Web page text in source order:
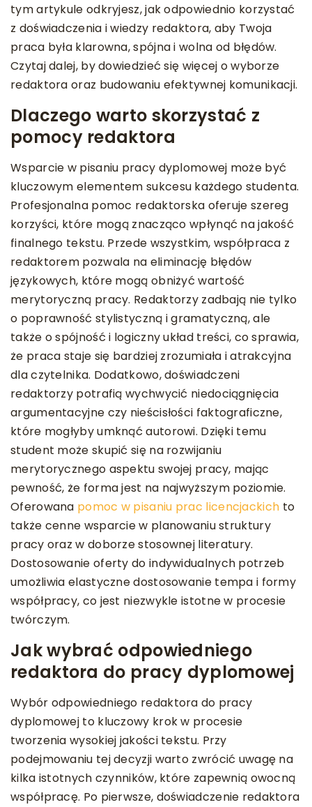
tym artykule odkryjesz, jak odpowiednio korzystać
z doświadczenia i wiedzy redaktora, aby Twoja
praca była klarowna, spójna i wolna od błędów.
Czytaj dalej, by dowiedzieć się więcej o wyborze
redaktora oraz budowaniu efektywnej komunikacji.
Dlaczego warto skorzystać z
pomocy redaktora
Wsparcie w pisaniu pracy dyplomowej może być
kluczowym elementem sukcesu każdego studenta.
Profesjonalna pomoc redaktorska oferuje szereg
korzyści, które mogą znacząco wpłynąć na jakość
finalnego tekstu. Przede wszystkim, współpraca z
redaktorem pozwala na eliminację błędów
językowych, które mogą obniżyć wartość
merytoryczną pracy. Redaktorzy zadbają nie tylko
o poprawność stylistyczną i gramatyczną, ale
także o spójność i logiczny układ treści, co sprawia,
że praca staje się bardziej zrozumiała i atrakcyjna
dla czytelnika. Dodatkowo, doświadczeni
redaktorzy potrafią wychwycić niedociągnięcia
argumentacyjne czy nieścisłości faktograficzne,
które mogłyby umknąć autorowi. Dzięki temu
student może skupić się na rozwijaniu
merytorycznego aspektu swojej pracy, mając
pewność, że forma jest na najwyższym poziomie.
Oferowana pomoc w pisaniu prac licencjackich to
także cenne wsparcie w planowaniu struktury
pracy oraz w doborze stosownej literatury.
Dostosowanie oferty do indywidualnych potrzeb
umożliwia elastyczne dostosowanie tempa i formy
współpracy, co jest niezwykle istotne w procesie
twórczym.
Jak wybrać odpowiedniego
redaktora do pracy dyplomowej
Wybór odpowiedniego redaktora do pracy
dyplomowej to kluczowy krok w procesie
tworzenia wysokiej jakości tekstu. Przy
podejmowaniu tej decyzji warto zwrócić uwagę na
kilka istotnych czynników, które zapewnią owocną
współpracę. Po pierwsze, doświadczenie redaktora